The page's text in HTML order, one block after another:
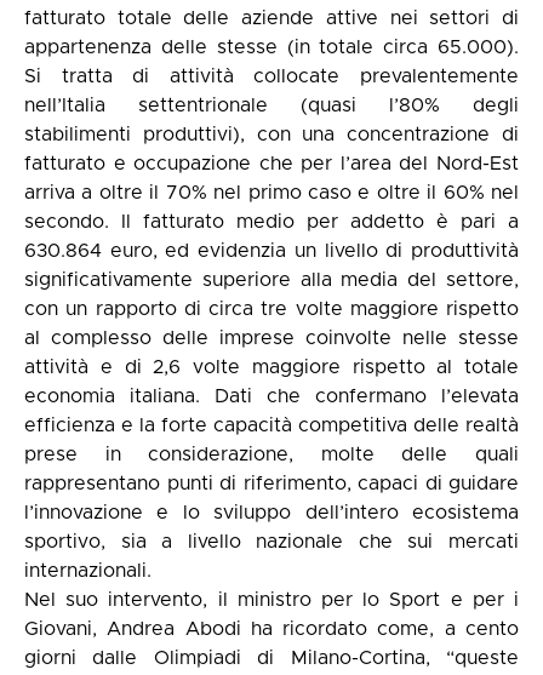
fatturato totale delle aziende attive nei settori di
appartenenza delle stesse (in totale circa 65.000).
Si tratta di attività collocate prevalentemente
nell’Italia settentrionale (quasi l’80% degli
stabilimenti produttivi), con una concentrazione di
fatturato e occupazione che per l’area del Nord-Est
arriva a oltre il 70% nel primo caso e oltre il 60% nel
secondo. Il fatturato medio per addetto è pari a
630.864 euro, ed evidenzia un livello di produttività
significativamente superiore alla media del settore,
con un rapporto di circa tre volte maggiore rispetto
al complesso delle imprese coinvolte nelle stesse
attività e di 2,6 volte maggiore rispetto al totale
economia italiana. Dati che confermano l’elevata
efficienza e la forte capacità competitiva delle realtà
prese in considerazione, molte delle quali
rappresentano punti di riferimento, capaci di guidare
l’innovazione e lo sviluppo dell’intero ecosistema
sportivo, sia a livello nazionale che sui mercati
internazionali.
Nel suo intervento, il ministro per lo Sport e per i
Giovani, Andrea Abodi ha ricordato come, a cento
giorni dalle Olimpiadi di Milano-Cortina, “queste